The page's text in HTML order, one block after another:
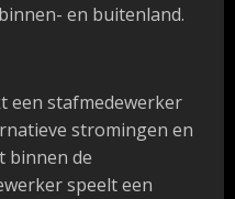
en buitenland.
een stafmedewerker
stromingen en
binnen de
speelt een